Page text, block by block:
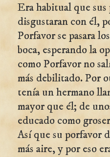
Era habitual que sus
disgustaran con él,
Porfavor se pasara
boca, esperando la
como Porfavor no
más debilitado. Por
tenía un hermano
mayor que él; de
educado como
Así que su porfavor
más aire, y por eso